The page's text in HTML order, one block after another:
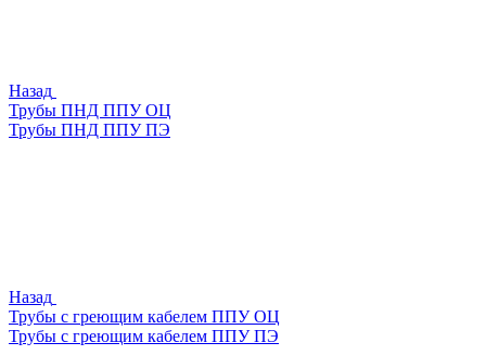
Назад
Трубы ПНД ППУ ОЦ
Трубы ПНД ППУ ПЭ
Назад
Трубы с греющим кабелем ППУ ОЦ
Трубы с греющим кабелем ППУ ПЭ